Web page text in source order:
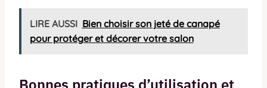
LIRE AUSSI Bien choisir son jeté de canapé
pour protéger et décorer votre salon